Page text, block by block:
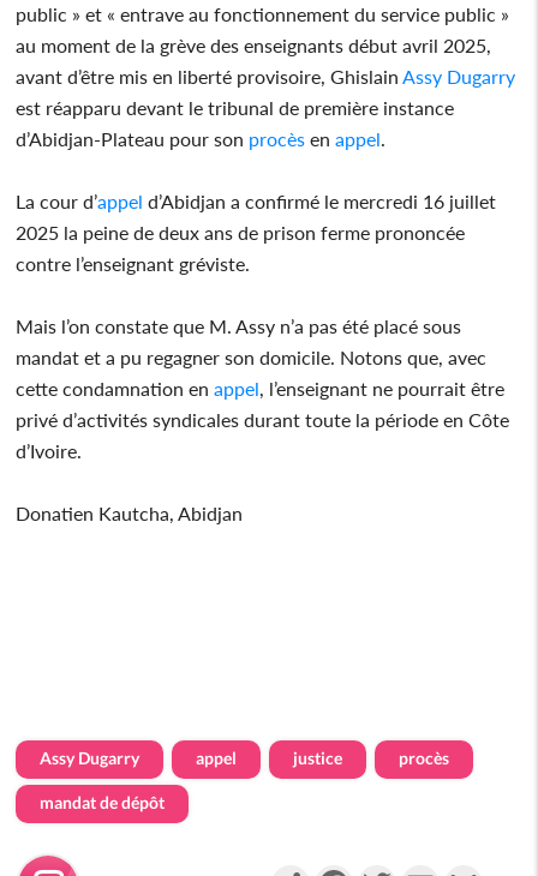
public » et « entrave au fonctionnement du service public »
au moment de la grève des enseignants début avril 2025,
avant d’être mis en liberté provisoire, Ghislain Assy Dugarry
est réapparu devant le tribunal de première instance
d’Abidjan-Plateau pour son procès enappel
La cour d’appel d’Abidjan a confirmé le mercredi 16 juillet
2025 la peine de deux ans de prison ferme prononcée
contre l’enseignant gréviste.
Mais l’on constate que M. Assy n’a pas été placé sous
mandat et a pu regagner son domicile. Notons que, avec
cette condamnation enappel , l’enseignant ne pourrait être
privé d’activités syndicales durant toute la période en Côte
d’Ivoire.
Donatien Kautcha, Abidjan
Assy Dugarry appel justice procès
mandat de dépôt